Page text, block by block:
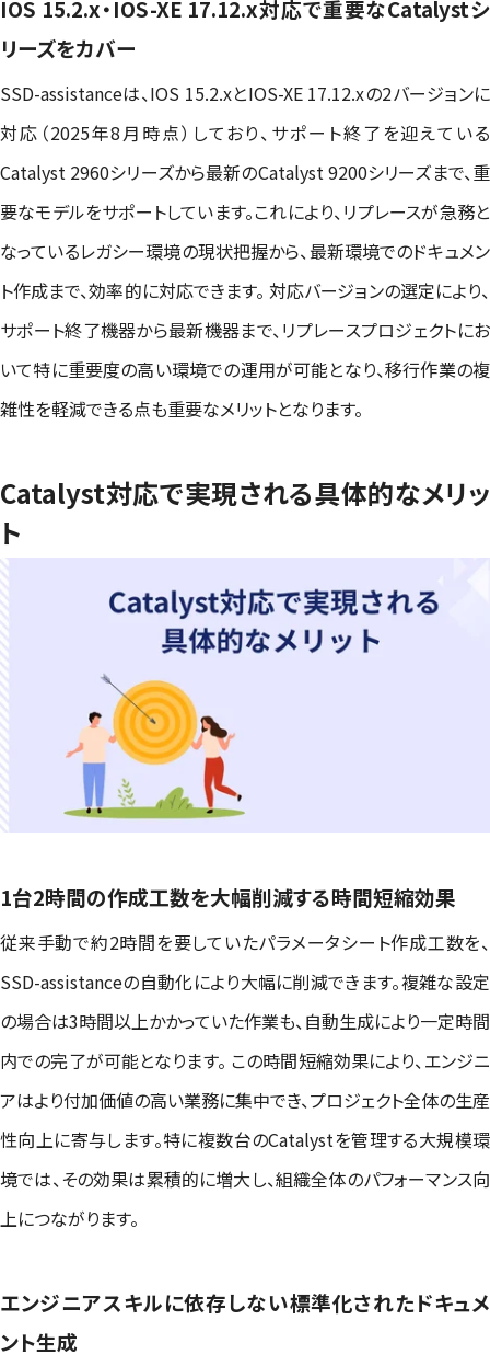
IOS 15.2.x・IOS-XE 17.12.x対応で重要なCatalystシ
リーズをカバー
SSD-assistanceは、IOS 15.2.xとIOS-XE 17.12.xの2バージョンに
対応（2025年8月時点）しており、サポート終了を迎えている
Catalyst 2960シリーズから最新のCatalyst 9200シリーズまで、重
要なモデルをサポートしています。これにより、リプレースが急務と
なっているレガシー環境の現状把握から、最新環境でのドキュメン
ト作成まで、効率的に対応できます。 対応バージョンの選定により、
サポート終了機器から最新機器まで、リプレースプロジェクトにお
いて特に重要度の高い環境での運用が可能となり、移行作業の複
雑性を軽減できる点も重要なメリットとなります。
Catalyst対応で実現される具体的なメリッ
ト
1台2時間の作成工数を大幅削減する時間短縮効果
従来手動で約2時間を要していたパラメータシート作成工数を、
SSD-assistanceの自動化により大幅に削減できます。複雑な設定
の場合は3時間以上かかっていた作業も、自動生成により一定時間
内での完了が可能となります。 この時間短縮効果により、エンジニ
アはより付加価値の高い業務に集中でき、プロジェクト全体の生産
性向上に寄与します。特に複数台のCatalystを管理する大規模環
境では、その効果は累積的に増大し、組織全体のパフォーマンス向
上につながります。
エンジニアスキルに依存しない標準化されたドキュメ
ント生成